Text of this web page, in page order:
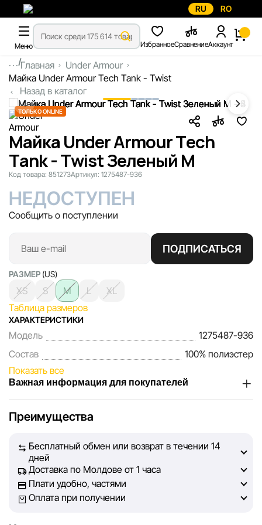
RU RO
Меню ИзбранноеСравнениеАккаунт
...Главная
Under Armour
Майка Under Armour Tech Tank - Twist
Назад в каталог
ТОЛЬКО ONLINE
Майка Under Armour Tech
Tank - Twist Зеленый M
Код товара: 851273Артикул: 1275487-936
НЕДОСТУПЕН
Сообщить о поступлении
ПОДПИСАТЬСЯ
РАЗМЕР (US)
XS S M L
XL
Таблица размеров
ХАРАКТЕРИСТИКИ
Модель
1275487-936
Состав
100% полиэстер
Показать все
Важная информация для покупателей
наших покупателей. Каждый день мы работаем над тем,
на сайте, была максимально полной, объективной и
актуальной. Наша цель — обеспечить вас достоверной
информацией, чтобы вы смогли принять лучшее
решение о покупке.
Преимущества
Бесплатный обмен или возврат в течении 14
дней
Доставка по Молдове от 1 часа
Плати удобно, частями
Оплата при получении